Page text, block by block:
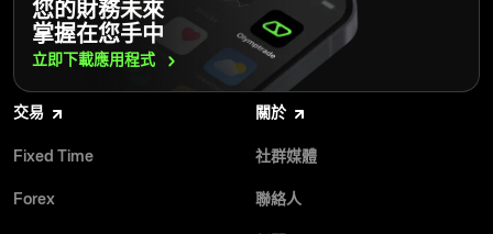
您的財務未來
掌握在您手中
立即下載應用程式
交易
Fixed Time
Forex
關於
社群媒體
聯絡人